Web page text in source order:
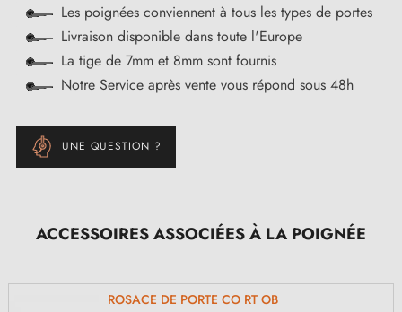
Les poignées conviennent à tous les types de portes
Livraison disponible dans toute l'Europe
La tige de 7mm et 8mm sont fournis
Notre Service après vente vous répond sous 48h
UNE QUESTION ?
ACCESSOIRES ASSOCIÉES À LA POIGNÉE
ROSACE DE PORTE CO RT OB